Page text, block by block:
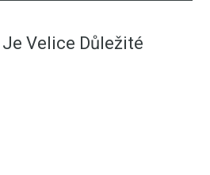
Velice Důležité